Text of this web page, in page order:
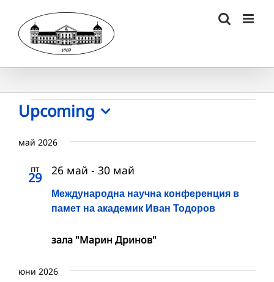
content
Събития
Upcoming
date.
май 2026
пт
29
Международна научна конференция в
памет на академик Иван Тодоров
26 май - 30 май
зала "Марин Дринов"
юни 2026